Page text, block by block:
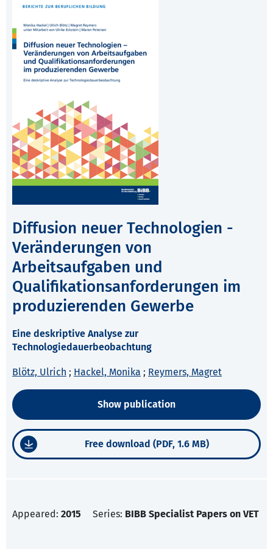
Diffusion neuer Technologien -
Veränderungen von
Arbeitsaufgaben und
Qualifikationsanforderungen im
produzierenden Gewerbe
Eine deskriptive Analyse zur
Technologiedauerbeobachtung
Blötz, Ulrich ; Hackel, Monika ; Reymers, Magret
Show publication
Free download (PDF, 1.6 MB)
Appeared: 2015 Series: BIBB Specialist Papers on VET